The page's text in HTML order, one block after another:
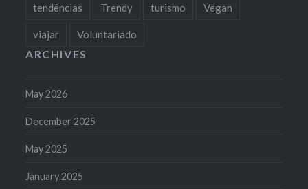
tendências Trendy turismo Vegan
viajar Voluntariado
ARCHIVES
May 2026
December 2025
May 2025
January 2025